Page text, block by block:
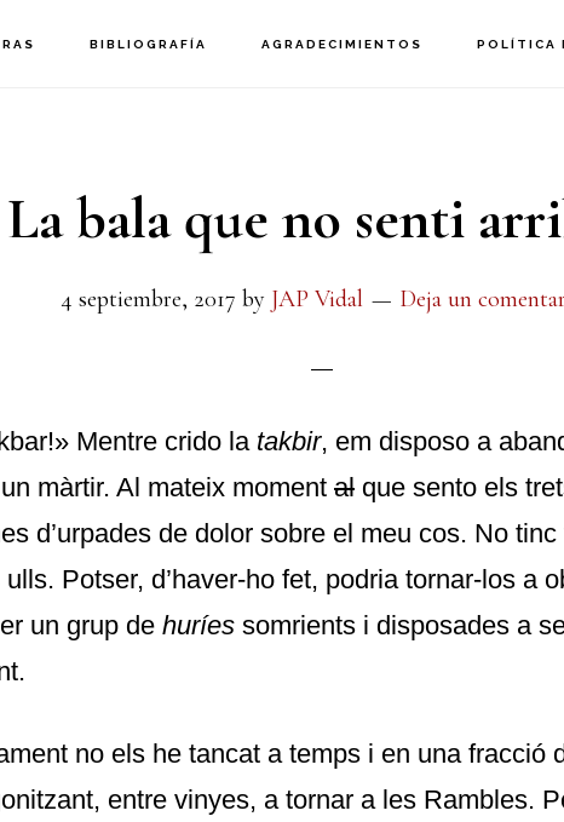
BIBLIOGRAFÍA AGRADECIMIENTOS POLÍTICA
La bala que no senti
4 septiembre, 2017 by JAP Vidal Deja un
Mentre crido la takbir, em disposo a
màrtir. Al mateix moment al que sento els
d’urpades de dolor sobre el meu cos. No
Potser, d’haver-ho fet, podria tornar-los a
un grup de huríes somrients i disposades a
no els he tancat a temps i en una fracció
entre vinyes, a tornar a les Rambles.